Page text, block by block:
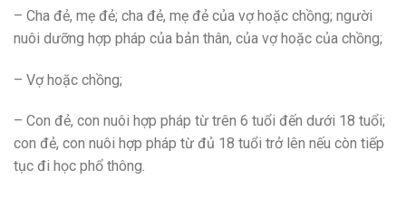
– Cha đẻ, mẹ đẻ; cha đẻ, mẹ đẻ của vợ hoặc chồng; người
nuôi dưỡng hợp pháp của bản thân, của vợ hoặc của chồng;
– Vợ hoặc chồng;
– Con đẻ, con nuôi hợp pháp từ trên 6 tuổi đến dưới 18 tuổi;
con đẻ, con nuôi hợp pháp từ đủ 18 tuổi trở lên nếu còn tiếp
tục đi học phổ thông.